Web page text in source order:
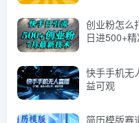
创业粉怎么
日进500+
快手手机无
益可观
简历模版赛